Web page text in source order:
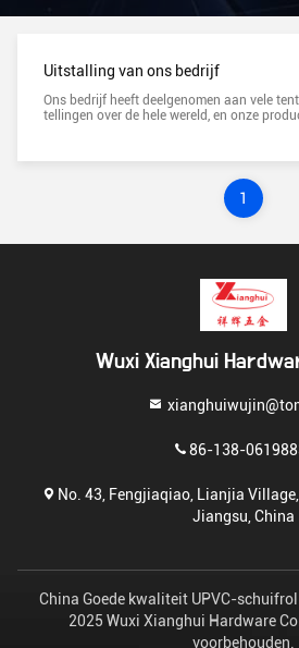
Uitstalling van ons bedrijf
Ons bedrijf heeft deelgenomen aan vele
tellingen over de hele wereld, en onze
1
Wuxi Xianghui
86-138-
No. 43, Fengjiaqiao, Lianjia
Jiangsu, China
China Goede kwaliteit UPVC-
2025 Wuxi Xianghui Hardware
voorbehouden.